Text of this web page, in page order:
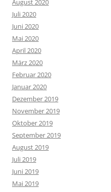
August 2020
Juli 2020
Juni 2020
Mai 2020
April 2020
März 2020
Februar 2020
Januar 2020
Dezember 2019
November 2019
Oktober 2019
September 2019
August 2019
Juli 2019
Juni 2019
Mai 2019